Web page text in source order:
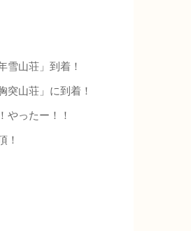
山荘」到着！
山荘」に到着！
ったー！！
！